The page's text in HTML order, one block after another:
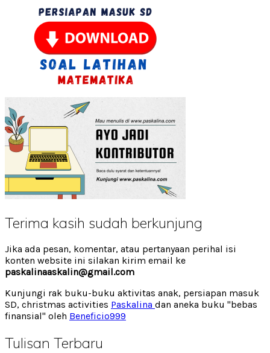
Terima kasih sudah berkunjung
Jika ada pesan, komentar, atau pertanyaan perihal isi
konten website ini silakan kirim email ke
paskalinaaskalin@gmail.com
Kunjungi rak buku-buku aktivitas anak, persiapan masuk
SD, christmas activities Paskalina dan aneka buku "bebas
finansial" oleh Beneficio999
Tulisan Terbaru